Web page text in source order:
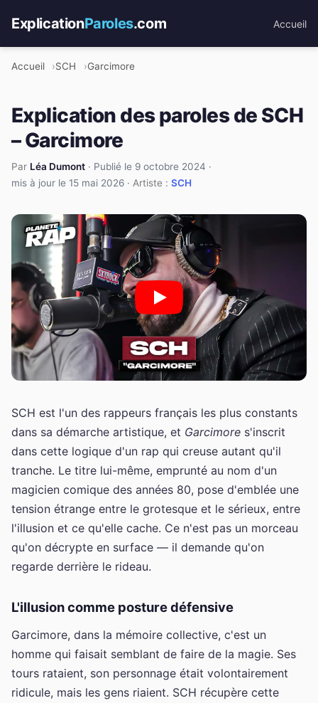
ExplicationParoles.com Accueil
Accueil SCH Garcimore
Explication des paroles de SCH
– Garcimore
Par Léa Dumont · Publié le 9 octobre 2024 ·
mis à jour le 15 mai 2026 · Artiste : SCH
SCH est l'un des rappeurs français les plus constants
dans sa démarche artistique, et Garcimore s'inscrit
dans cette logique d'un rap qui creuse autant qu'il
tranche. Le titre lui-même, emprunté au nom d'un
magicien comique des années 80, pose d'emblée une
tension étrange entre le grotesque et le sérieux, entre
l'illusion et ce qu'elle cache. Ce n'est pas un morceau
qu'on décrypte en surface — il demande qu'on
regarde derrière le rideau.
L'illusion comme posture défensive
Garcimore, dans la mémoire collective, c'est un
homme qui faisait semblant de faire de la magie. Ses
tours rataient, son personnage était volontairement
ridicule, mais les gens riaient. SCH récupère cette